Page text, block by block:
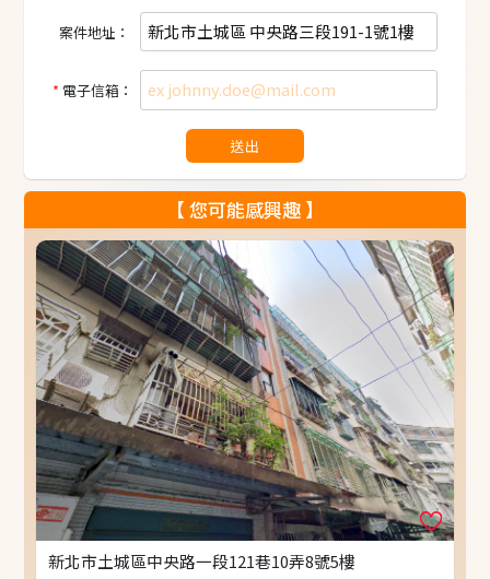
案件地址：
電子信箱：
送出
【 您可能感興趣 】
新北市土城區中央路一段121巷10弄8號5樓